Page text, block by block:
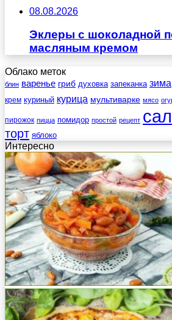
08.08.2026
Эклеры с шоколадной
масляным кремом
Облако меток
блин варенье гриб духовка запеканка зима
крем куриный курица мультиварке мясо
пирожок пицца помидор простой рецепт
торт яблоко
Интересно